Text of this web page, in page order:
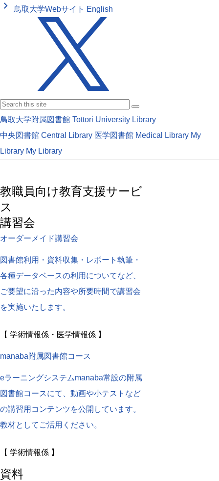
keyboard_arrow_right 鳥取大学Webサイト English
鳥取大学附属図書館 Tottori University Library
中央図書館 Central Library 医学図書館 Medical Library My
Library My Library
教職員向け教育支援サービ
ス
講習会
オーダーメイド講習会
図書館利用・資料収集・レポート執筆・
各種データベースの利用についてなど、
ご要望に沿った内容や所要時間で講習会
を実施いたします。
【 学術情報係・医学情報係 】
manaba附属図書館コース
eラーニングシステムmanaba常設の附属
図書館コースにて、動画や小テストなど
の講習用コンテンツを公開しています。
教材としてご活用ください。
【 学術情報係 】
資料